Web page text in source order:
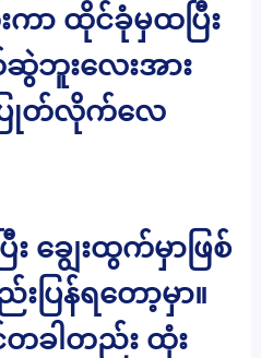
ာ ထိုင်ခုံမှထပြီး
ဆွဲဘူးလေးအား
ပြုတ်လိုက်လေ
ချွေးထွက်မှာဖြစ်
ြန်ရတော့မှာ။
တခါတည်း ထုံး